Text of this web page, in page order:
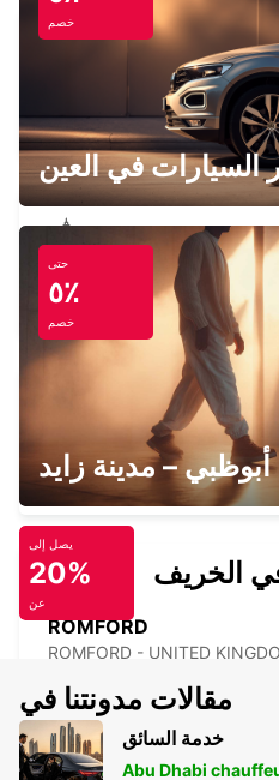
LONDON KINGS CROSS
LONDON - UNITED
CAMBRIDGE
CAMBRIDGE - UNITED
MILTON KEYNES
MILTON KEYNES - UNITED
ROMFORD
ROMFORD - UNITED
خصم
في العين
حتى
٥٪
خصم
– مدينة زايد
يصل إلى
20%
عن
الخريف
مقالات مدونتنا في
خدمة السائق
Abu Dhabi